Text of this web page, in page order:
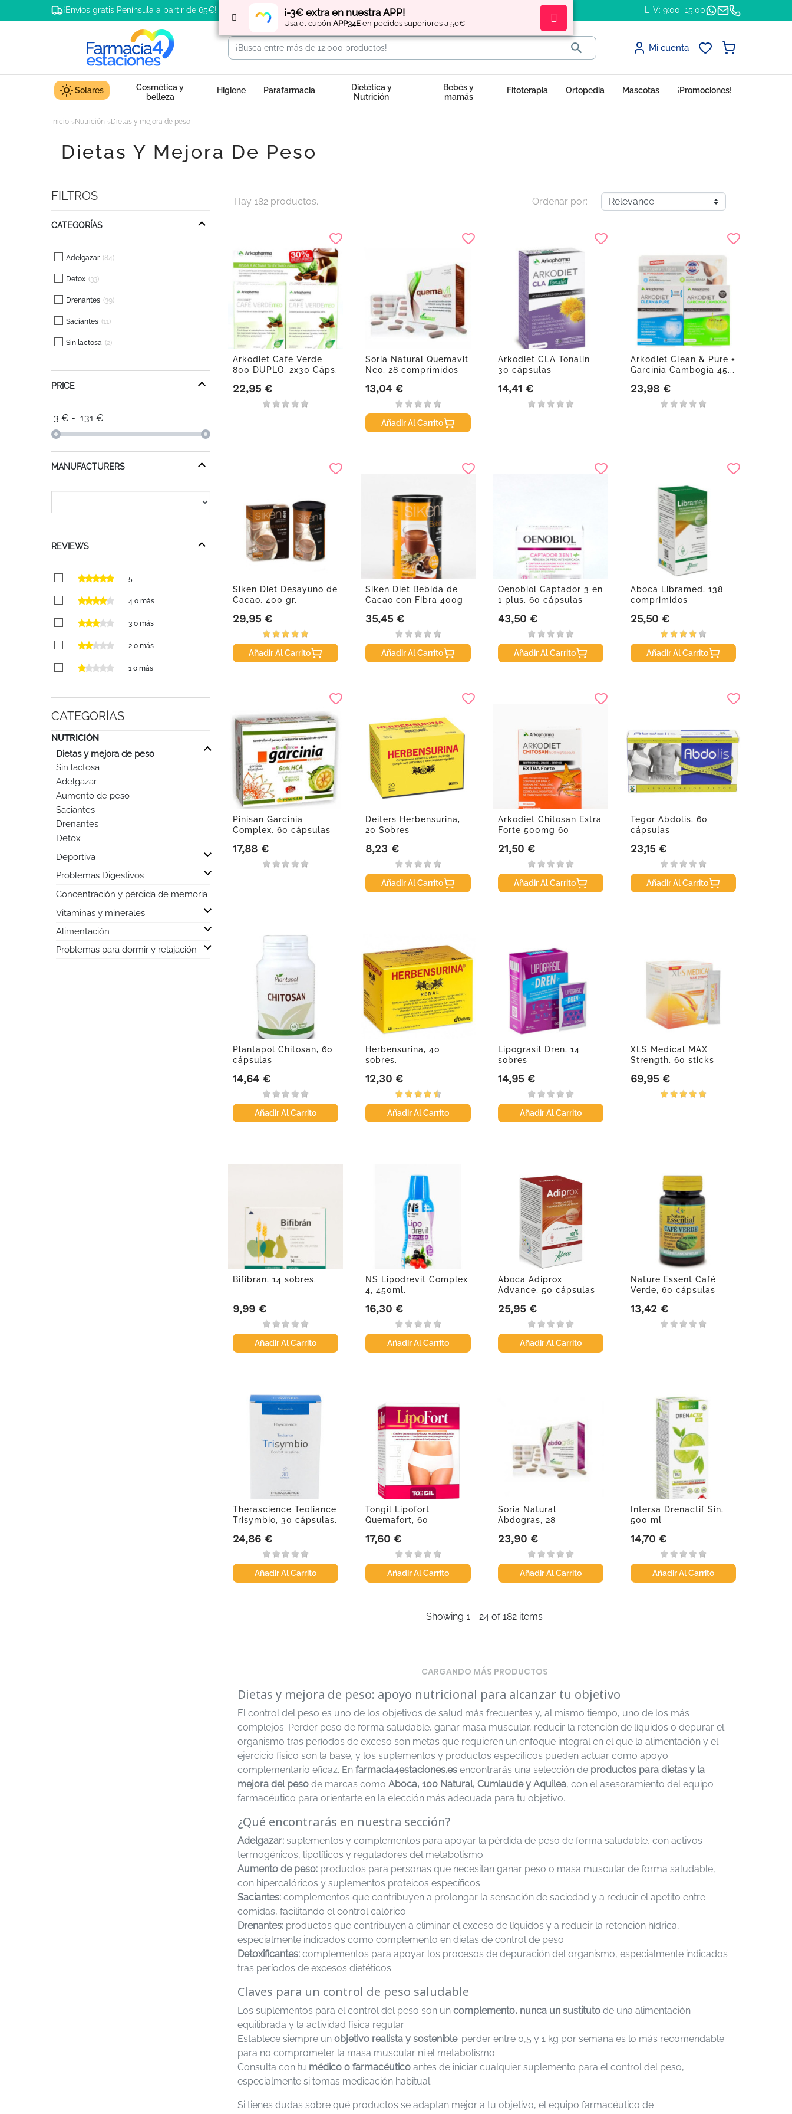
¡-3€ extra en nuestra APP!
Usa el cupón APP34E en pedidos superiores a 50€
¡Envíos gratis Península a partir de 65€! Regístratey obtén L–V: 9:00–15:00
 Mi cuenta
Solares
Cosmética y
belleza
Higiene Parafarmacia
Dietética y
Nutrición
Bebés y
mamás
Fitoterapia Ortopedia Mascotas ¡Promociones!
Inicio Nutrición Dietas y mejora de peso
Dietas Y Mejora De Peso
FILTROS
CATEGORÍAS
Adelgazar 84
Detox 33
Drenantes 39
Saciantes 11
Sin lactosa 2
PRICE
3 € - 131 €
MANUFACTURERS
REVIEWS
5
4 o más
3 o más
2 o más
1 o más
CATEGORÍAS
NUTRICIÓN
Dietas y mejora de peso
Sin lactosa
Adelgazar
Aumento de peso
Saciantes
Drenantes
Detox
Deportiva
Problemas Digestivos

Concentración y pérdida de memoria
Vitaminas y minerales

Alimentación

Problemas para dormir y relajación

Hay 182 productos. Ordenar por:
Arkodiet Café Verde
800 DUPLO, 2x30 Cáps.
Precio
22,95 €
Soria Natural Quemavit
Neo, 28 comprimidos
Precio
13,04 €
Añadir Al Carrito
Arkodiet CLA Tonalin
30 cápsulas
Precio
14,41 €
Arkodiet Clean & Pure +
Garcinia Cambogia 45...
Precio
23,98 €
Siken Diet Desayuno de
Cacao, 400 gr.
Precio
29,95 €
Añadir Al Carrito
Siken Diet Bebida de
Cacao con Fibra 400g
Precio
35,45 €
Añadir Al Carrito
Oenobiol Captador 3 en
1 plus, 60 cápsulas
Precio
43,50 €
Añadir Al Carrito
Aboca Libramed, 138
comprimidos
Precio
25,50 €
Añadir Al Carrito
Pinisan Garcinia
Complex, 60 cápsulas
Precio
17,88 €
Deiters Herbensurina,
20 Sobres
Precio
8,23 €
Añadir Al Carrito
Arkodiet Chitosan Extra
Forte 500mg 60
Precio
21,50 €
Añadir Al Carrito
Tegor Abdolis, 60
cápsulas
Precio
23,15 €
Añadir Al Carrito
Plantapol Chitosan, 60
cápsulas
Precio
14,64 €
Añadir Al Carrito
Herbensurina, 40
sobres.
Precio
12,30 €
Añadir Al Carrito
Lipograsil Dren, 14
sobres
Precio
14,95 €
Añadir Al Carrito
XLS Medical MAX
Strength, 60 sticks
Precio
69,95 €
Bifibran, 14 sobres.
Precio
9,99 €
Añadir Al Carrito
NS Lipodrevit Complex
4, 450ml.
Precio
16,30 €
Añadir Al Carrito
Aboca Adiprox
Advance, 50 cápsulas
Precio
25,95 €
Añadir Al Carrito
Nature Essent Café
Verde, 60 cápsulas
Precio
13,42 €
Therascience Teoliance
Trisymbio, 30 cápsulas.
Precio
24,86 €
Añadir Al Carrito
Tongil Lipofort
Quemafort, 60
Precio
17,60 €
Añadir Al Carrito
Soria Natural
Abdogras, 28
Precio
23,90 €
Añadir Al Carrito
Intersa Drenactif Sin,
500 ml
Precio
14,70 €
Añadir Al Carrito
Showing 1 - 24 of 182 items
CARGANDO MÁS PRODUCTOS
Dietas y mejora de peso: apoyo nutricional para alcanzar tu objetivo
El control del peso es uno de los objetivos de salud más frecuentes y, al mismo tiempo, uno de los más
complejos. Perder peso de forma saludable, ganar masa muscular, reducir la retención de líquidos o depurar el
organismo tras períodos de exceso son metas que requieren un enfoque integral en el que la alimentación y el
ejercicio físico son la base, y los suplementos y productos específicos pueden actuar como apoyo
complementario eficaz. En farmacia4estaciones.es encontrarás una selección de productos para dietas y la
mejora del peso de marcas como Aboca, 100 Natural, Cumlaude y Aquilea, con el asesoramiento del equipo
farmacéutico para orientarte en la elección más adecuada para tu objetivo.
¿Qué encontrarás en nuestra sección?
Adelgazar: suplementos y complementos para apoyar la pérdida de peso de forma saludable, con activos
termogénicos, lipolíticos y reguladores del metabolismo.
Aumento de peso: productos para personas que necesitan ganar peso o masa muscular de forma saludable,
con hipercalóricos y suplementos proteicos específicos.
Saciantes: complementos que contribuyen a prolongar la sensación de saciedad y a reducir el apetito entre
comidas, facilitando el control calórico.
Drenantes: productos que contribuyen a eliminar el exceso de líquidos y a reducir la retención hídrica,
especialmente indicados como complemento en dietas de control de peso.
Detoxificantes: complementos para apoyar los procesos de depuración del organismo, especialmente indicados
tras períodos de excesos dietéticos.
Claves para un control de peso saludable
Los suplementos para el control del peso son un complemento, nunca un sustituto de una alimentación
equilibrada y la actividad física regular.
Establece siempre un objetivo realista y sostenible: perder entre 0,5 y 1 kg por semana es lo más recomendable
para no comprometer la masa muscular ni el metabolismo.
Consulta con tu médico o farmacéutico antes de iniciar cualquier suplemento para el control del peso,
especialmente si tomas medicación habitual.
Si tienes dudas sobre qué productos se adaptan mejor a tu objetivo, el equipo farmacéutico de